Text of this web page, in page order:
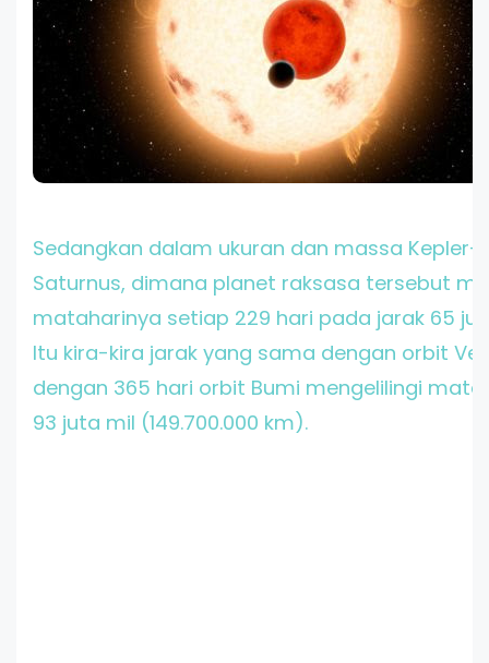
Sedangkan dalam ukuran dan massa Kepler-
Saturnus, dimana planet raksasa tersebut
mataharinya setiap 229 hari pada jarak 65
Itu kira-kira jarak yang sama dengan orbit
dengan 365 hari orbit Bumi mengelilingi
93 juta mil (149.700.000 km).